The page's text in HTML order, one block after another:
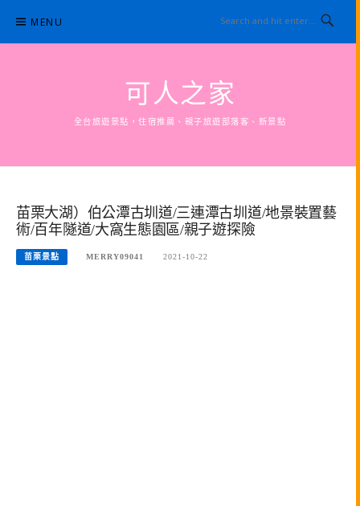
content
MENU
可人之家
全台旅遊景點，住宿推薦、親子旅遊部落客、新景點
苗栗大湖）伯公潭古圳道/三連潭古圳道/地景裝置藝
術/百年隧道/大窩生態園區/親子遊探險
苗栗景點 MERRY09041 2021-10-22